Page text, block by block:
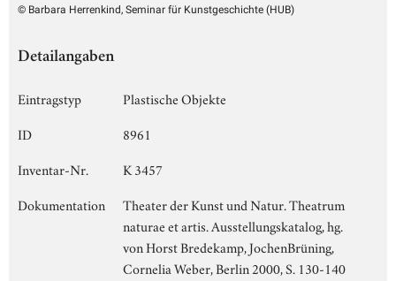
© Barbara Herrenkind, Seminar für Kunstgeschichte (HUB)
Detailangaben
Eintragstyp
Plastische Objekte
ID
8961
Inventar-Nr.
K 3457
Dokumentation
Theater der Kunst und Natur. Theatrum
naturae et artis. Ausstellungskatalog, hg.
von Horst Bredekamp, JochenBrüning,
Cornelia Weber, Berlin 2000, S. 130-140